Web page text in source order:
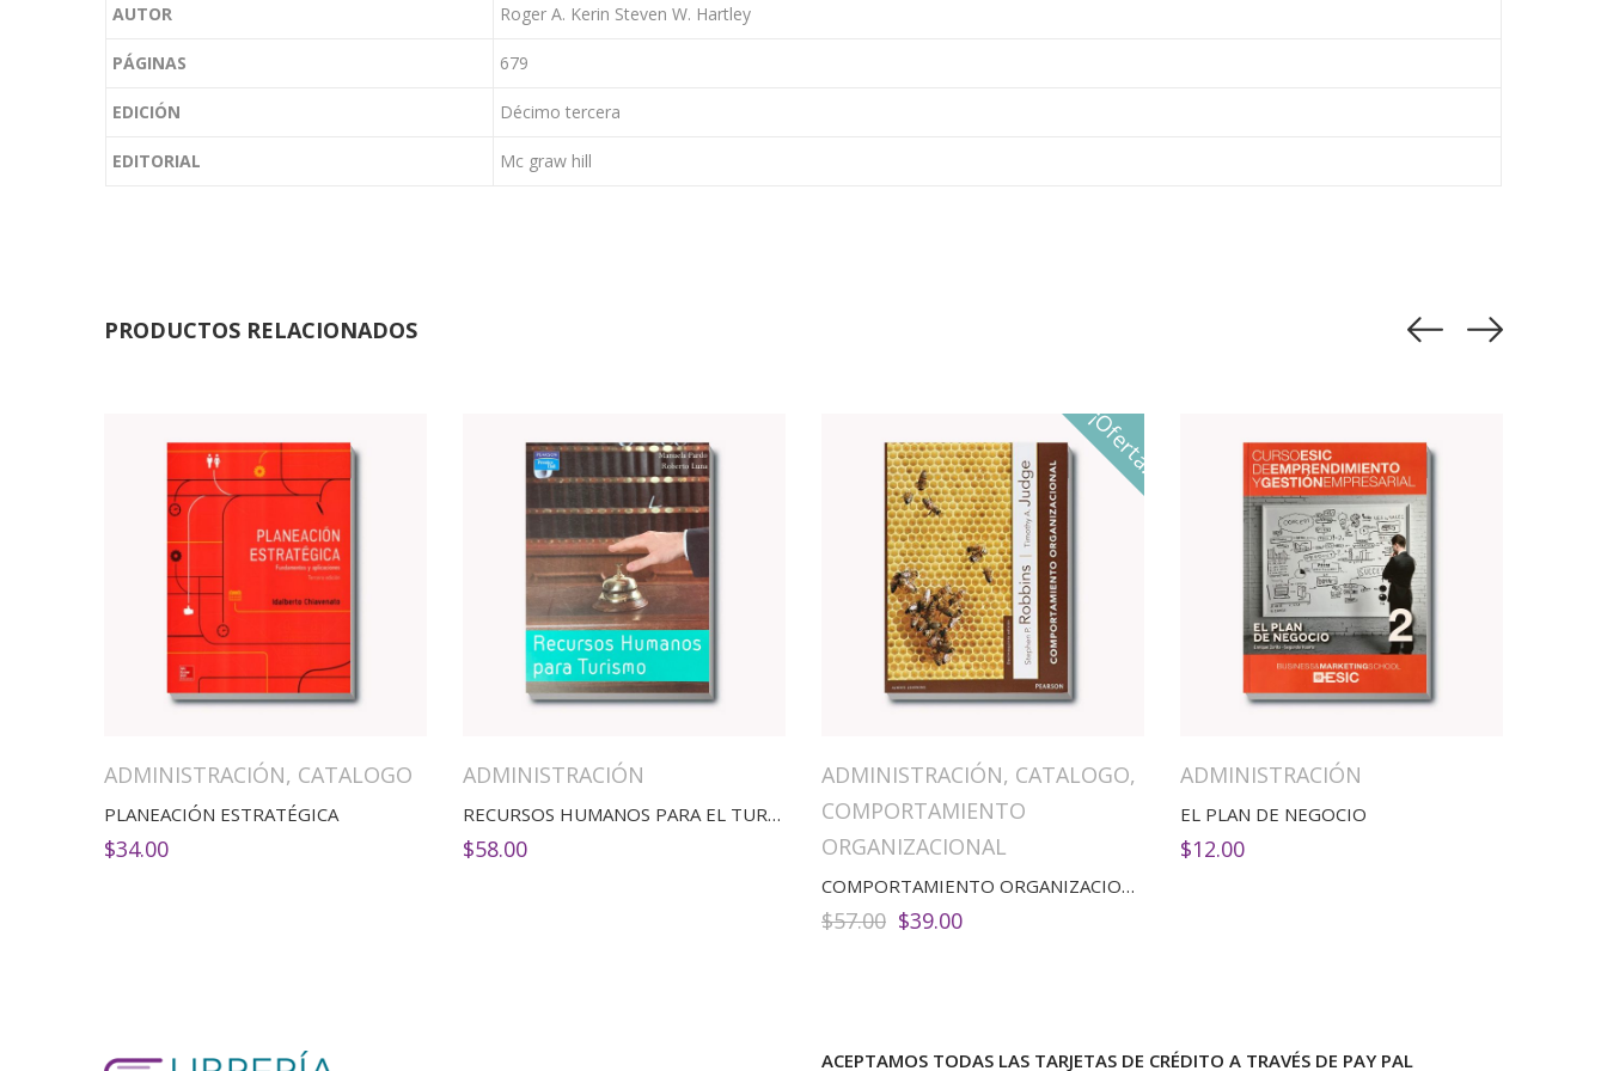
AUTOR Roger A. Kerin Steven W. Hartley
PÁGINAS 679
EDICIÓN Décimo tercera
EDITORIAL Mc graw hill
PRODUCTOS RELACIONADOS
ADMINISTRACIÓN, CATALOGO
PLANEACIÓN ESTRATÉGICA
$34.00
ADMINISTRACIÓN
RECURSOS HUMANOS PARA EL TURISMO
$58.00
¡Oferta!
ADMINISTRACIÓN, CATALOGO,
COMPORTAMIENTO
ORGANIZACIONAL
COMPORTAMIENTO ORGANIZACIONAL
$57.00 El
$39.00El
ADMINISTRACIÓN
EL PLAN DE NEGOCIO
$12.00
ACEPTAMOS TODAS LAS TARJETAS DE CRÉDITO A TRAVÉS DE PAY PAL